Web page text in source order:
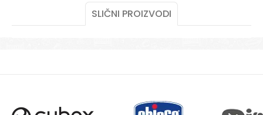
SLIČNI PROIZVODI